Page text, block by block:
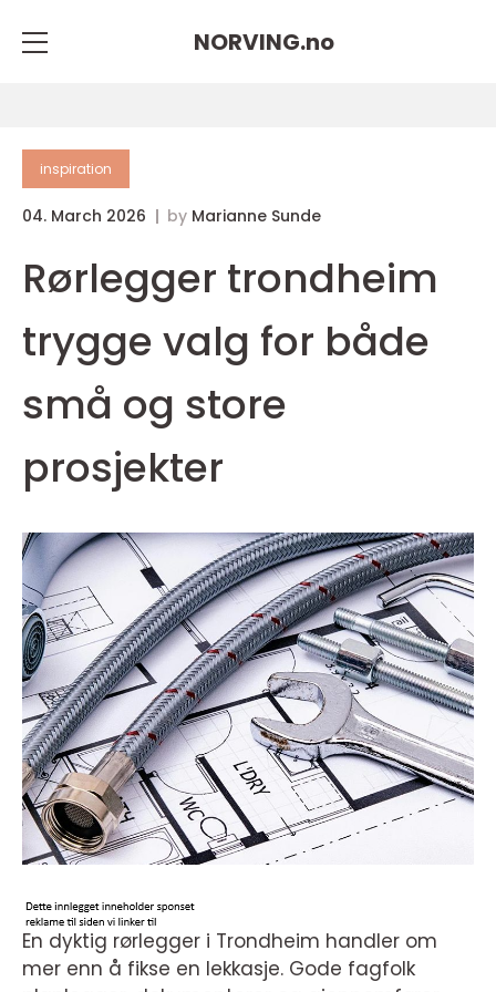
NORVING.no
inspiration
04. March 2026 by Marianne Sunde
Rørlegger trondheim
trygge valg for både
små og store
prosjekter
En dyktig rørlegger i Trondheim handler om
mer enn å fikse en lekkasje. Gode fagfolk